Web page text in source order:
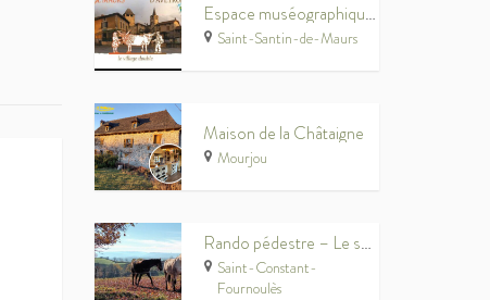
Espace muséographique : Histoire de Saint-Santin
Saint-Santin-de-Maurs
Maison de la Châtaigne
Mourjou
Rando pédestre – Le sentier des Puechs
Saint-Constant-
Fournoulès